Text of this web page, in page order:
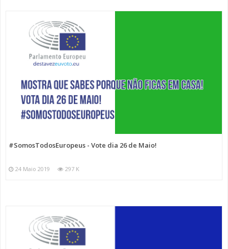
#SomosTodosEuropeus - Vote dia 26 de Maio!
24 Maio 2019 297 K